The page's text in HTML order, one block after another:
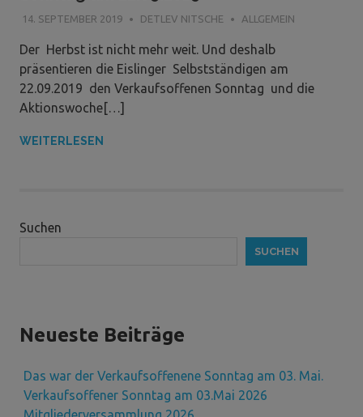
14. SEPTEMBER 2019 DETLEV NITSCHE ALLGEMEIN
Der Herbst ist nicht mehr weit. Und deshalb
präsentieren die Eislinger Selbstständigen am
22.09.2019 den Verkaufsoffenen Sonntag und die
Aktionswoche[…]
WEITERLESEN
Suchen
SUCHEN
Neueste Beiträge
Das war der Verkaufsoffenene Sonntag am 03. Mai.
Verkaufsoffener Sonntag am 03.Mai 2026